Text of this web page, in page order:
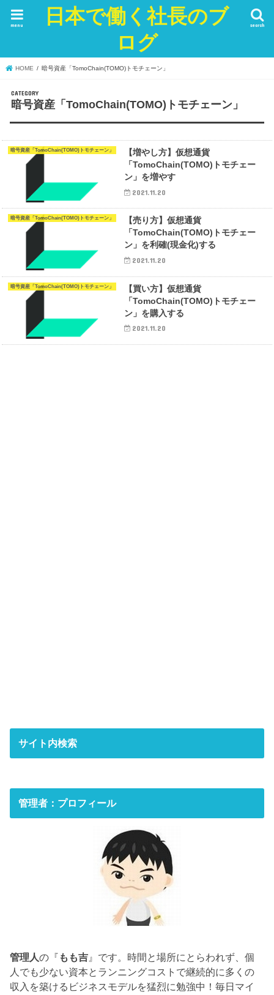
日本で働く社長のブ
ログ
search
menu
HOME 暗号資産「TomoChain(TOMO)トモチェーン」
暗号資産「TomoChain(TOMO)トモチェーン」
暗号資産「TomoChain(TOMO)トモチェーン」
【増やし方】仮想通貨
「TomoChain(TOMO)トモチェー
ン」を増やす
2021.11.20
暗号資産「TomoChain(TOMO)トモチェーン」
【売り方】仮想通貨
「TomoChain(TOMO)トモチェー
ン」を利確(現金化)する
2021.11.20
暗号資産「TomoChain(TOMO)トモチェーン」
【買い方】仮想通貨
「TomoChain(TOMO)トモチェー
ン」を購入する
2021.11.20
サイト内検索
管理者：プロフィール
管理人の『 もも吉 』です。時間と場所にとらわれず、個
人でも少ない資本とランニングコストで継続的に多くの
収入を築けるビジネスモデルを猛烈に勉強中！毎日マイ